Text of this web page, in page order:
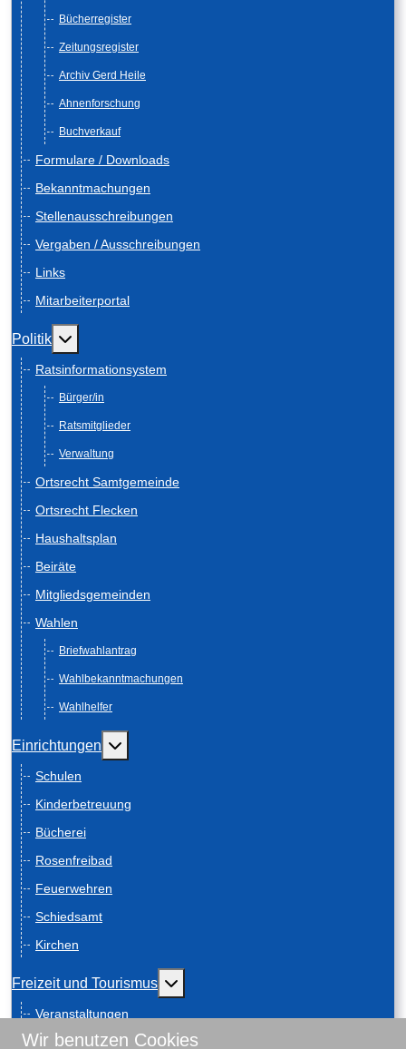
Bücherregister
Zeitungsregister
Archiv Gerd Heile
Ahnenforschung
Buchverkauf
Formulare / Downloads
Bekanntmachungen
Stellenausschreibungen
Vergaben / Ausschreibungen
Links
Mitarbeiterportal
Politik Weitere Informationen: Politik
Ratsinformationsystem
Bürger/in
Ratsmitglieder
Verwaltung
Ortsrecht Samtgemeinde
Ortsrecht Flecken
Haushaltsplan
Beiräte
Mitgliedsgemeinden
Wahlen
Briefwahlantrag
Wahlbekanntmachungen
Wahlhelfer
Einrichtungen Weitere Informationen: Einrichtungen
Schulen
Kinderbetreuung
Bücherei
Rosenfreibad
Feuerwehren
Schiedsamt
Kirchen
Freizeit und Tourismus Weitere Informationen: Freizeit und
Veranstaltungen
Anreise
Wir benutzen Cookies